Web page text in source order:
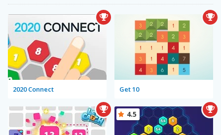
2020 Connect Get 10
4.5